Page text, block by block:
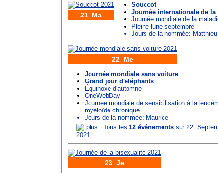
21 Ma
Souccot
Journée internationale de la
Journée mondiale de la
Pleine lune septembre
Jours de la nommée: Matthieu
22 Me
Journée mondiale sans voiture
Grand jour d'éléphants
Équinoxe d'automne
OneWebDay
Journee mondiale de sensibilisation à la
myéloïde chronique
Jours de la nommée: Maurice
plus
Tous les 12 événements sur 22.
2021
23 Je